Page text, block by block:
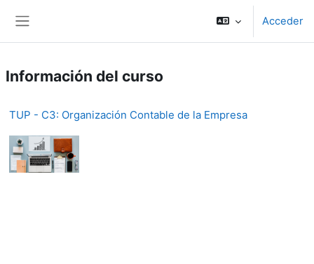
Acceder
Información del curso
TUP - C3: Organización Contable de la Empresa